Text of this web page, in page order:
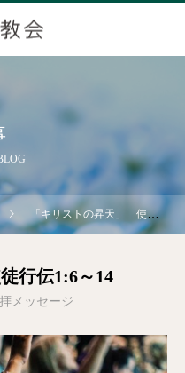
「キリストの昇天」 使徒行伝1:6～14
行伝1:6～14
メッセージ